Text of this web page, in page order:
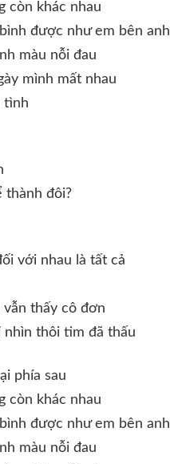
còn khác nhau
được như em bên anh
màu nỗi đau
mình mất nhau
tình
thành đôi?
với nhau là tất cả
vẫn thấy cô đơn
nhìn thôi tim đã thấu
phía sau
còn khác nhau
được như em bên anh
màu nỗi đau